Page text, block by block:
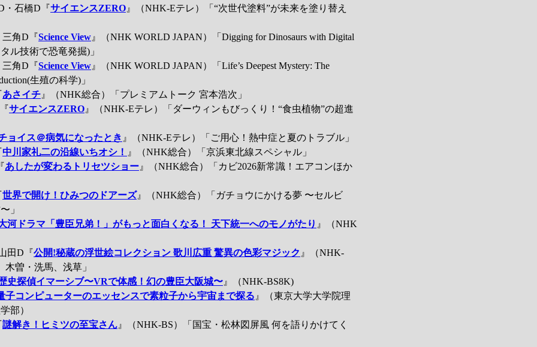
・石橋D『サイエンスZERO 』（NHK-Eテレ）「“次世代塗料”が未来を塗り替え
角D『Science View 』（NHK WORLD JAPAN）「Digging for Dinosaurs with Digital
ル技術で恐竜発掘)」
角D『Science View 』（NHK WORLD JAPAN）「Life’s Deepest Mystery: The
生殖の科学)」
あさイチ 』（NHK総合）「プレミアムトーク 宮本浩次」
サイエンスZERO 』（NHK-Eテレ）「ダーウィンもびっくり！“食虫植物”の超進
ョイス＠病気になったとき 』（NHK-Eテレ）「ご用心！熱中症と夏のトラブル」
中川家礼二の沿線いちオシ！ 』（NHK総合）「京浜東北線スペシャル」
あしたが変わるトリセツショー 』（NHK総合）「カビ2026新常識！エアコンほか
世界で開け！ひみつのドアーズ』（NHK総合）「ガチョウにかける夢 〜セルビ
」
河ドラマ「豊臣兄弟！」がもっと面白くなる！ 天下統一へのモノがたり 』（NHK
田D『公開!秘蔵の浮世絵コレクション 歌川広重 驚異の色彩マジック 』（NHK-
木曽・洗馬、浅草」
史探偵イマーシブ〜VRで体感！幻の豊臣大阪城〜 』（NHK-BS8K)
子コンピューターのエッセンスで素粒子から宇宙まで探る 』（東京大学大学院理
部）
謎解き！ヒミツの至宝さん 』（NHK-BS）「国宝・松林図屏風 何を語りかけてく